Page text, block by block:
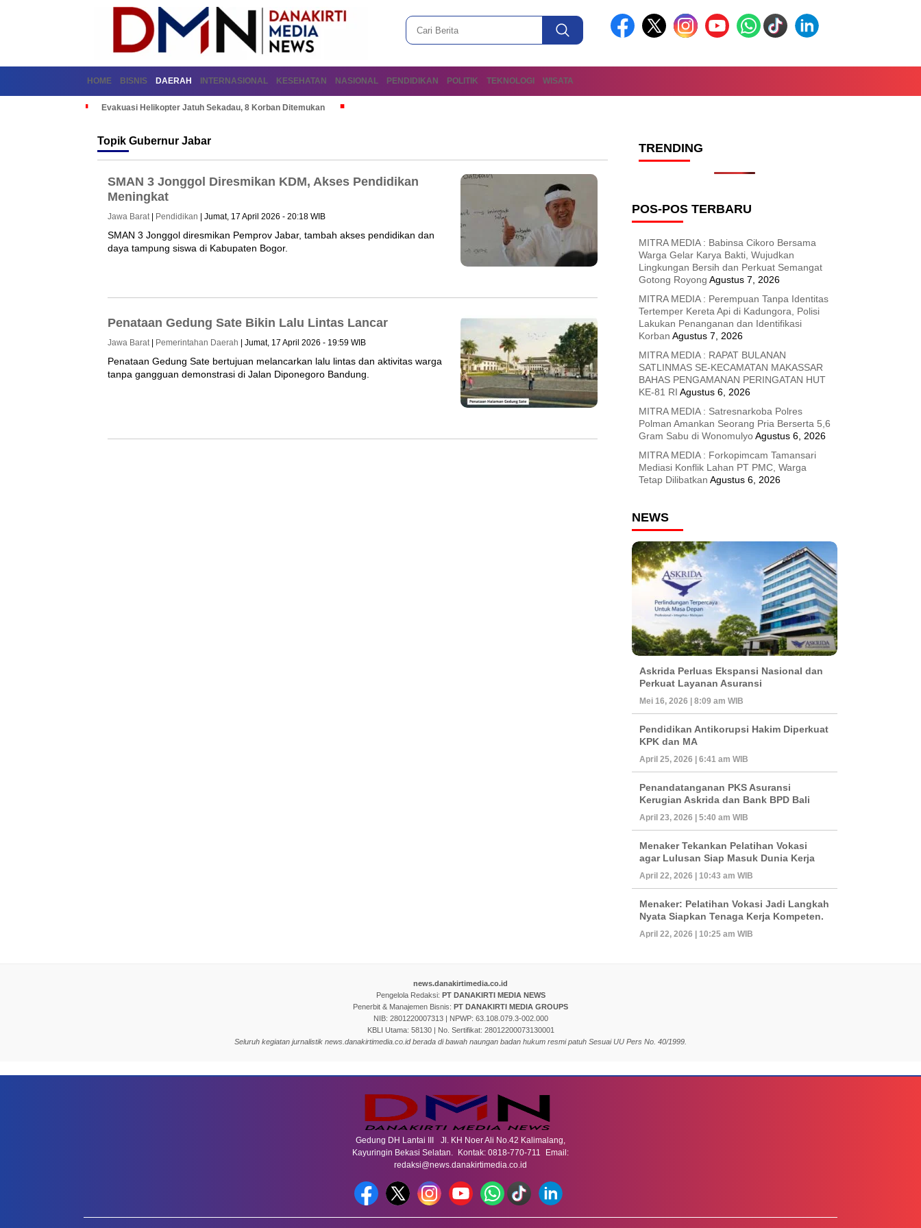
HOME BISNIS DAERAH INTERNASIONAL KESEHATAN NASIONAL PENDIDIKAN POLITIK TEKNOLOGI WISATA
Evakuasi Helikopter Jatuh Sekadau, 8 Korban Ditemukan
Topik Gubernur Jabar
SMAN 3 Jonggol Diresmikan KDM, Akses Pendidikan
Meningkat
Jawa Barat| Pendidikan | Jumat, 17 April 2026 - 20:18 WIB
SMAN 3 Jonggol diresmikan Pemprov Jabar, tambah akses pendidikan dan
daya tampung siswa di Kabupaten Bogor.
Penataan Gedung Sate Bikin Lalu Lintas Lancar
Jawa Barat| Pemerintahan Daerah | Jumat, 17 April 2026 - 19:59 WIB
Penataan Gedung Sate bertujuan melancarkan lalu lintas dan aktivitas warga
tanpa gangguan demonstrasi di Jalan Diponegoro Bandung.
TRENDING
POS-POS TERBARU
MITRA MEDIA : Babinsa Cikoro Bersama
Warga Gelar Karya Bakti, Wujudkan
Lingkungan Bersih dan Perkuat Semangat
Gotong Royong Agustus 7, 2026
MITRA MEDIA : Perempuan Tanpa Identitas
Tertemper Kereta Api di Kadungora, Polisi
Lakukan Penanganan dan Identifikasi
Korban Agustus 7, 2026
MITRA MEDIA : RAPAT BULANAN
SATLINMAS SE-KECAMATAN MAKASSAR
BAHAS PENGAMANAN PERINGATAN HUT
KE-81 RI Agustus 6, 2026
MITRA MEDIA : Satresnarkoba Polres
Polman Amankan Seorang Pria Berserta 5,6
Gram Sabu di WonomulyoAgustus 6, 2026
MITRA MEDIA : Forkopimcam Tamansari
Mediasi Konflik Lahan PT PMC, Warga
Tetap Dilibatkan Agustus 6, 2026
NEWS
Askrida Perluas Ekspansi Nasional dan
Perkuat Layanan Asuransi
Mei 16, 2026 | 8:09 am WIB
Pendidikan Antikorupsi Hakim Diperkuat
KPK dan MA
April 25, 2026 | 6:41 am WIB
Penandatanganan PKS Asuransi
Kerugian Askrida dan Bank BPD Bali
April 23, 2026 | 5:40 am WIB
Menaker Tekankan Pelatihan Vokasi
agar Lulusan Siap Masuk Dunia Kerja
April 22, 2026 | 10:43 am WIB
Menaker: Pelatihan Vokasi Jadi Langkah
Nyata Siapkan Tenaga Kerja Kompeten.
April 22, 2026 | 10:25 am WIB
news.danakirtimedia.co.id
Pengelola Redaksi: PT DANAKIRTI MEDIA NEWS
Penerbit & Manajemen Bisnis: PT DANAKIRTI MEDIA GROUPS
NIB: 2801220007313 | NPWP: 63.108.079.3-002.000
KBLI Utama: 58130 | No. Sertifikat: 28012200073130001
Seluruh kegiatan jurnalistik news.danakirtimedia.co.id berada di bawah naungan badan hukum resmi patuh Sesuai UU Pers No. 40/1999.
Gedung DH Lantai III Jl. KH Noer Ali No.42 Kalimalang,
Kayuringin Bekasi Selatan. Kontak: 0818-770-711 Email:
redaksi@news.danakirtimedia.co.id